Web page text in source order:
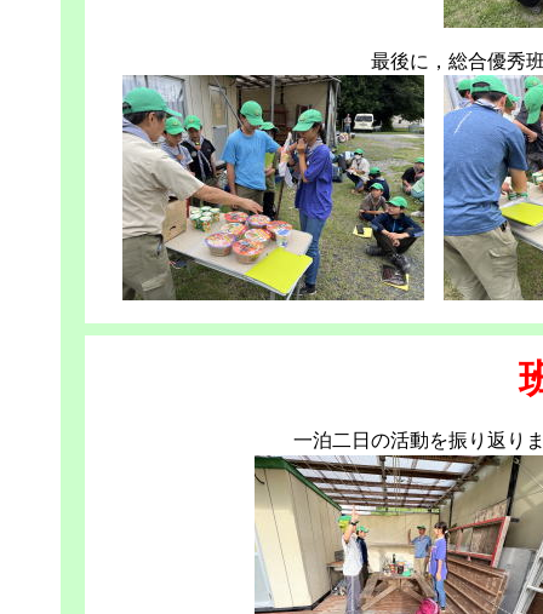
最後に，総合優秀
一泊二日の活動を振り返り